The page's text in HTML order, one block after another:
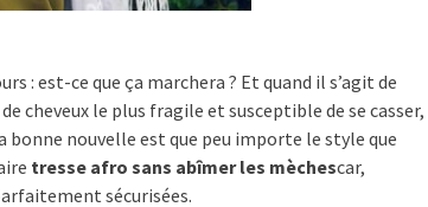
: est-ce que ça marchera ? Et quand il s’agit de
cheveux le plus fragile et susceptible de se casser,
nouvelle est que peu importe le style que
tresse afro sans abîmer les mèchescar,
sécurisées.